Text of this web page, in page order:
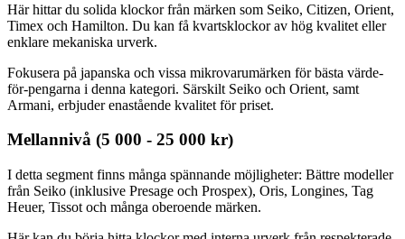
Här hittar du solida klockor från märken som Seiko, Citizen, Orient,
Timex och Hamilton. Du kan få kvartsklockor av hög kvalitet eller
enklare mekaniska urverk.
Fokusera på japanska och vissa mikrovarumärken för bästa värde-
för-pengarna i denna kategori. Särskilt Seiko och Orient, samt
Armani, erbjuder enastående kvalitet för priset.
Mellannivå (5 000 - 25 000 kr)
I detta segment finns många spännande möjligheter: Bättre modeller
från Seiko (inklusive Presage och Prospex), Oris, Longines, Tag
Heuer, Tissot och många oberoende märken.